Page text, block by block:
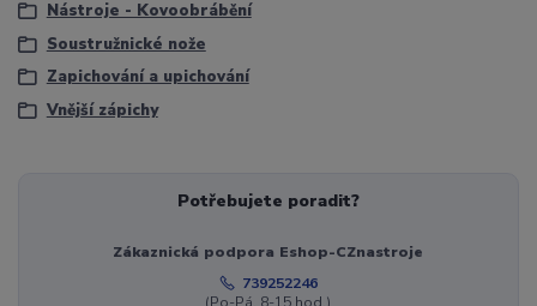
Nástroje - Kovoobrábění
Soustružnické nože
Zapichování a upichování
Vnější zápichy
Potřebujete poradit?
Zákaznická podpora Eshop-CZnastroje
739252246
(Po-Pá, 8-15 hod.)